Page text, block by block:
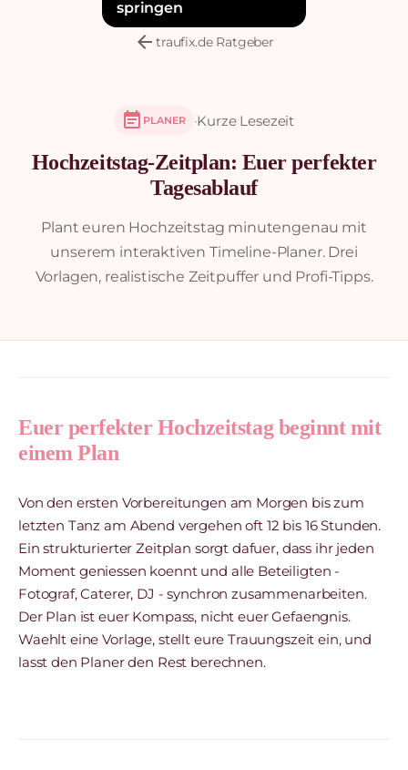
arrow_backtraufix.de Ratgeber
event_note PLANER ·Kurze Lesezeit
Hochzeitstag-Zeitplan: Euer perfekter
Tagesablauf
Plant euren Hochzeitstag minutengenau mit
unserem interaktiven Timeline-Planer. Drei
Vorlagen, realistische Zeitpuffer und Profi-Tipps.
Euer perfekter Hochzeitstag beginnt mit
einem Plan
Von den ersten Vorbereitungen am Morgen bis zum
letzten Tanz am Abend vergehen oft 12 bis 16 Stunden.
Ein strukturierter Zeitplan sorgt dafuer, dass ihr jeden
Moment geniessen koennt und alle Beteiligten -
Fotograf, Caterer, DJ - synchron zusammenarbeiten.
Der Plan ist euer Kompass, nicht euer Gefaengnis.
Waehlt eine Vorlage, stellt eure Trauungszeit ein, und
lasst den Planer den Rest berechnen.
springen